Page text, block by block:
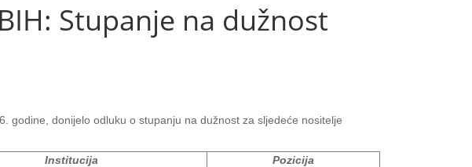
BIH: Stupanje na dužnost
godine, donijelo odluku o stupanju na dužnost za sljedeće nositelje
Institucija
Pozicija